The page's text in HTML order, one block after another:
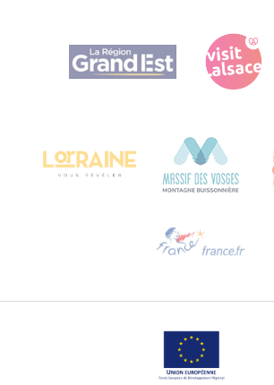
Agence Régionale du Tourisme
Bureau de Colmar (sede operativa)
Contattaci per e-mail